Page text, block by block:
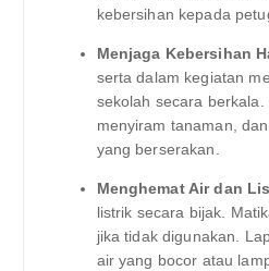
kebersihan kepada
Menjaga Kebersihan
serta dalam kegiatan
sekolah secara berkala.
menyiram tanaman,
yang berserakan.
Menghemat Air dan
listrik secara bijak.
jika tidak digunakan.
air yang bocor atau